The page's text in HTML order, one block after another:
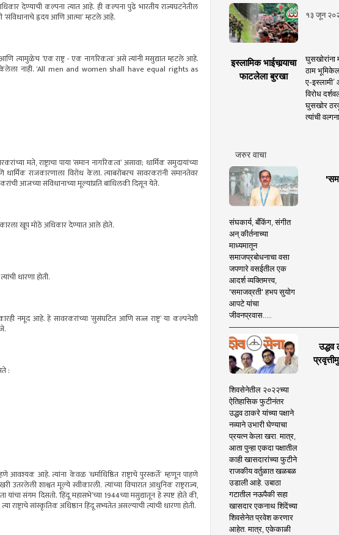
देण्याची कल्पना त्यात आहे. ही कल्पना पुढे भारतीय राज्यघटनेतील
‘संविधानाचे हृदय आणि आत्मा’ म्हटले आहे.
आणि त्यामुळेच ‘एक राष्ट्र - एक नागरिकत्व’ असे त्यांनी मसुद्यात म्हटले आहे.
केलेला नाही. ‘All men and women shall have equal rights as
मते, राष्ट्राचा पाया ‘समान नागरिकत्व’ असावा; धार्मिक समुदायांच्या
राजकारणाला विरोध केला. त्याबरोबरच सावरकरांनी समानतेवर
आजच्या संविधानाच्या मूल्यांप्रति बांधिलकी दिसून येते.
खूप मोठे अधिकार देण्यात आले होते.
धारणा होती.
नमूद आहे. हे सावरकरांच्या ‘सुसंघटित आणि सज्ज राष्ट्र’ या कल्पनेशी
:
आहे. त्यांना केवळ ‘धर्माधिष्ठित राष्ट्राचे पुरस्कर्ते’ म्हणून पाहणे
शाश्वत मूल्ये स्वीकारली. त्यांच्या विचारात आधुनिक राष्ट्रराज्य,
संगम दिसतो. ‘हिंदू महासभे’च्या 1944च्या मसुद्यातून हे स्पष्ट होते की,
सांस्कृतिक अधिष्ठान हिंदू सभ्यतेत असल्याची त्यांची धारणा होती.
१३ जून
इस्लामिक भाईचार्‍याचा
फाटलेला बुरखा
घुसखोरांना
ठाम
ए-
विरोध
घुसखोर
त्यांची
जरुर वाचा
संघकार्य, बँकिंग, संगीत
अन् कीर्तनाच्या
माध्यमातून
समाजप्रबोधनाचा वसा
जपणारे वसईतील एक
आदर्श व्यक्तिमत्त्व,
'समाजव्रती' हभप सुयोग
आपटे यांचा
जीवनप्रवास.....
शिवसेनेतील २०२२च्या
ऐतिहासिक फुटीनंतर
उद्धव ठाकरे यांच्या पक्षाने
नव्याने उभारी घेण्याचा
प्रयत्न केला खरा. मात्र,
आता पुन्हा एकदा पक्षातील
काही खासदारांच्या फुटीने
राजकीय वर्तुळात खळबळ
उडाली आहे. उबाठा
गटातील नऊपैकी सहा
खासदार एकनाथ शिंदेंच्या
शिवसेनेत प्रवेश करणार
आहेत. मात्र, एकेकाळी